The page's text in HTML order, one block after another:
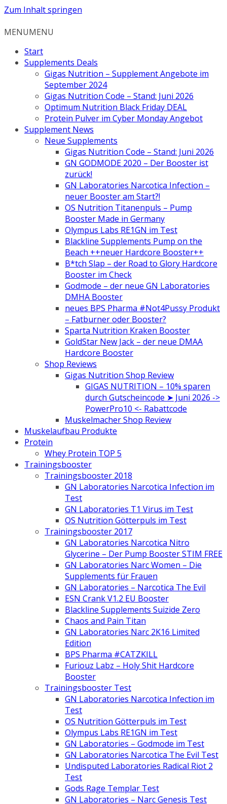
Zum Inhalt springen
MENUMENU
Start
Supplements Deals
Gigas Nutrition – Supplement Angebote im
September 2024
Gigas Nutrition Code – Stand: Juni 2026
Optimum Nutrition Black Friday DEAL
Protein Pulver im Cyber Monday Angebot
Supplement News
Neue Supplements
Gigas Nutrition Code – Stand: Juni 2026
GN GODMODE 2020 – Der Booster ist
zurück!
GN Laboratories Narcotica Infection –
neuer Booster am Start?!
OS Nutrition Titanenpuls – Pump
Booster Made in Germany
Olympus Labs RE1GN im Test
Blackline Supplements Pump on the
Beach ++neuer Hardcore Booster++
B*tch Slap – der Road to Glory Hardcore
Booster im Check
Godmode – der neue GN Laboratories
DMHA Booster
neues BPS Pharma #Not4Pussy Produkt
– Fatburner oder Booster?
Sparta Nutrition Kraken Booster
GoldStar New Jack – der neue DMAA
Hardcore Booster
Shop Reviews
Gigas Nutrition Shop Review
GIGAS NUTRITION – 10% sparen
durch Gutscheincode ➤ Juni 2026 ->
PowerPro10 <- Rabattcode
Muskelmacher Shop Review
Muskelaufbau Produkte
Protein
Whey Protein TOP 5
Trainingsbooster
Trainingsbooster 2018
GN Laboratories Narcotica Infection im
Test
GN Laboratories T1 Virus im Test
OS Nutrition Götterpuls im Test
Trainingsbooster 2017
GN Laboratories Narcotica Nitro
Glycerine – Der Pump Booster STIM FREE
GN Laboratories Narc Women – Die
Supplements für Frauen
GN Laboratories – Narcotica The Evil
ESN Crank V1.2 EU Booster
Blackline Supplements Suizide Zero
Chaos and Pain Titan
GN Laboratories Narc 2K16 Limited
Edition
BPS Pharma #CATZKILL
Furiouz Labz – Holy Shit Hardcore
Booster
Trainingsbooster Test
GN Laboratories Narcotica Infection im
Test
OS Nutrition Götterpuls im Test
Olympus Labs RE1GN im Test
GN Laboratories – Godmode im Test
GN Laboratories Narcotica The Evil Test
Undisputed Laboratories Radical Riot 2
Test
Gods Rage Templar Test
GN Laboratories – Narc Genesis Test